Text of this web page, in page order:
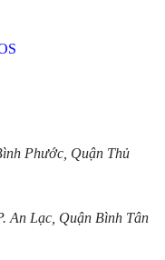
Phước, Quận Thủ
An Lạc, Quận Bình Tân